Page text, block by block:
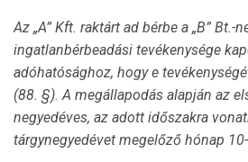
Az „A” Kft. raktárt ad bérbe a „B” Bt.-
ingatlanbérbeadási tevékenysége
adóhatósághoz, hogy e
(88. §). A megállapodás alapján az
negyedéves, az adott időszakra
tárgynegyedévet megelőző hónap